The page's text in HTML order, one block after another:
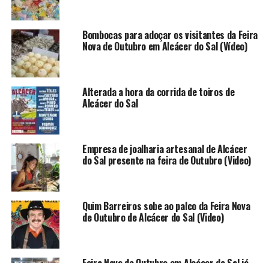
Bombocas para adoçar os visitantes da Feira
Nova de Outubro em Alcácer do Sal (Vídeo)
Alterada a hora da corrida de toiros de
Alcácer do Sal
Empresa de joalharia artesanal de Alcácer
do Sal presente na feira de Outubro (Video)
Quim Barreiros sobe ao palco da Feira Nova
de Outubro de Alcácer do Sal (Video)